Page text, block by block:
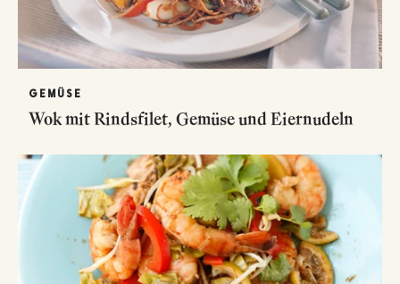
GEMÜSE
Wok mit Rindsfilet, Gemüse und Eiernudeln